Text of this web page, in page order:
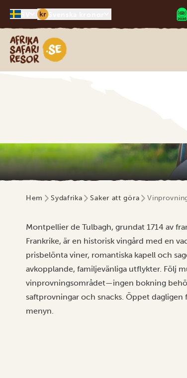
kr
Safari-resor i Afrika
Hem Sydafrika Saker att göra
Montpellier de Tulbagh, grundat 1714 av
Frankrike, är en historisk vingård med en
prisbelönta viner, romantiska kapell och
avkopplande, familjevänliga utflykter. Följ
vinprovningsområdet—ingen bokning
saftprovningar och snacks. Öppet
menyn.